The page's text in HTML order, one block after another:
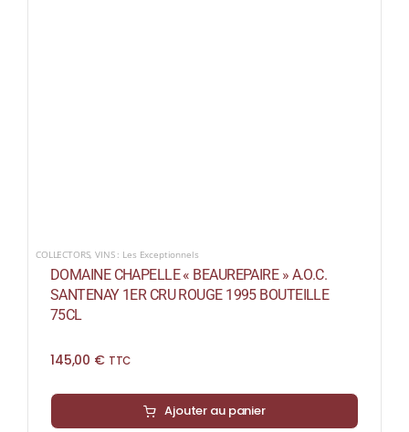
COLLECTORS,VINS : Les Exceptionnels
DOMAINE CHAPELLE « BEAUREPAIRE » A.O.C.
SANTENAY 1ER CRU ROUGE 1995 BOUTEILLE
75CL
145,00 € TTC
Ajouter au panier